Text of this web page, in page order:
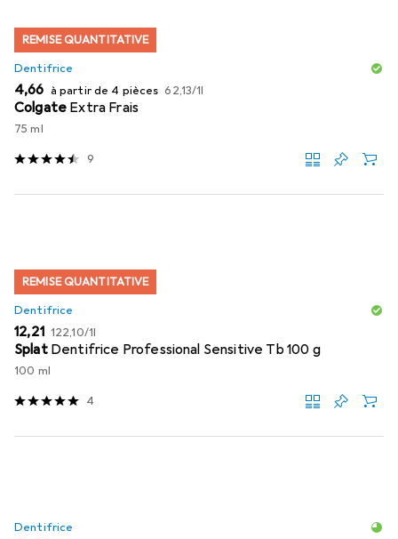
REMISE QUANTITATIVE
Dentifrice
EUR
4,66 à partir de 4 pièces EUR
62,13/1l
Colgate Extra Frais
75 ml
9
REMISE QUANTITATIVE
Dentifrice
EUR
12,21 EUR
122,10/1l
Splat Dentifrice Professional Sensitive Tb 100 g
100 ml
4
Dentifrice